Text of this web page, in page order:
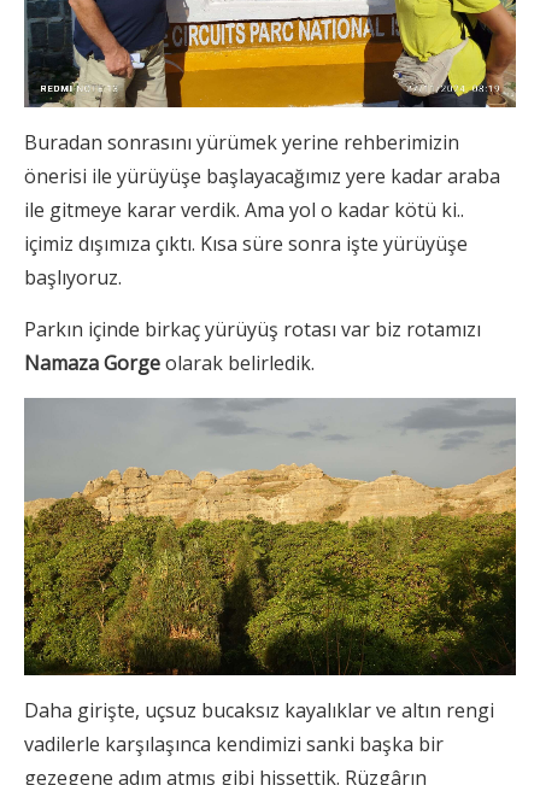
Buradan sonrasını yürümek yerine rehberimizin
önerisi ile yürüyüşe başlayacağımız yere kadar araba
ile gitmeye karar verdik. Ama yol o kadar kötü ki..
içimiz dışımıza çıktı. Kısa süre sonra işte yürüyüşe
başlıyoruz.
Parkın içinde birkaç yürüyüş rotası var biz rotamızı
Namaza Gorgeolarak belirledik.
Daha girişte, uçsuz bucaksız kayalıklar ve altın rengi
vadilerle karşılaşınca kendimizi sanki başka bir
gezegene adım atmış gibi hissettik. Rüzgârın